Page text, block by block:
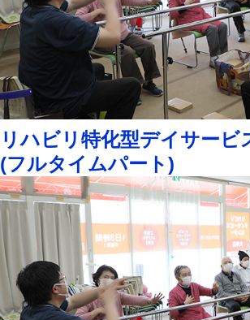
リハビリ特化型デイサービ
(フルタイムパート)